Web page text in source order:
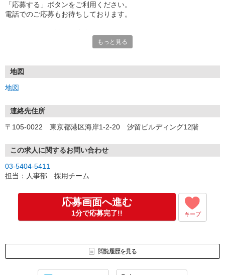
「応募する」ボタンをご利用ください。
電話でのご応募もお待ちしております。
WEBで行います。
いたします。）
最終選考 役員面接
本社にて対面で実施いたします。
応募から内定まで4週間程度を予定しております。
※入社日、面接日は相談に応じます。
もっと見る
地図
地図
連絡先住所
〒105-0022 東京都港区海岸1-2-20 汐留ビルディング12階
この求人に関するお問い合わせ
03-5404-5411
担当：人事部 採用チーム
応募画面へ進む
1分で応募完了!! キープ
閲覧履歴を見る